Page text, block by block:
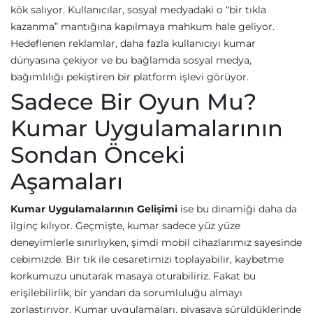
kök salıyor. Kullanıcılar, sosyal medyadaki o “bir tıkla
kazanma” mantığına kapılmaya mahkum hale geliyor.
Hedeflenen reklamlar, daha fazla kullanıcıyı kumar
dünyasına çekiyor ve bu bağlamda sosyal medya,
bağımlılığı pekiştiren bir platform işlevi görüyor.
Sadece Bir Oyun Mu?
Kumar Uygulamalarının
Sondan Önceki
Aşamaları
Kumar Uygulamalarının Gelişimi ise bu dinamiği daha da
ilginç kılıyor. Geçmişte, kumar sadece yüz yüze
deneyimlerle sınırlıyken, şimdi mobil cihazlarımız sayesinde
cebimizde. Bir tık ile cesaretimizi toplayabilir, kaybetme
korkumuzu unutarak masaya oturabiliriz. Fakat bu
erişilebilirlik, bir yandan da sorumluluğu almayı
zorlaştırıyor. Kumar uygulamaları, piyasaya sürüldüklerinde